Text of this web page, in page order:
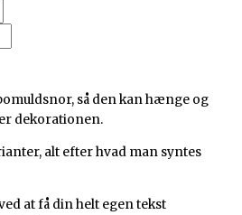
så den kan hænge og
dekorationen.
alt efter hvad man syntes
at få din helt egen tekst